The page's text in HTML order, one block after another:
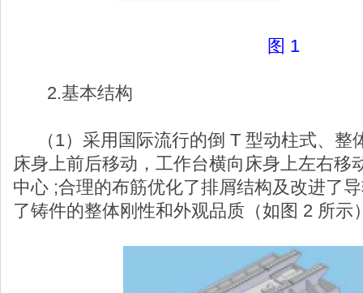
图 1
2.基本结构
（1）采用国际流行的倒 T 型动柱式、整
床身上前后移动，工作台横向床身上左右移
中心 ;合理的布筋优化了排屑结构及改进了
了铸件的整体刚性和外观品质（如图 2 所示